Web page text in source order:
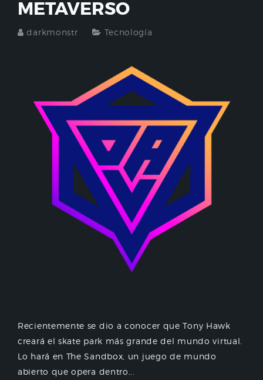
METAVERSO
darkmonstr Tecnología
Recientemente se dio a conocer que Tony Hawk
creará el skate park más grande del mundo virtual.
Lo hará en The Sandbox, un juego de mundo
abierto que opera dentro...